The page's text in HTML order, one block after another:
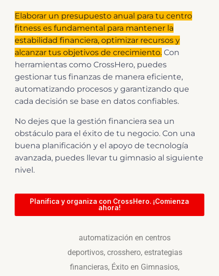
Elaborar un presupuesto anual para tu centro
fitness es fundamental para mantener la
estabilidad financiera, optimizar recursos y
alcanzar tus objetivos de crecimiento. Con
herramientas como CrossHero, puedes
gestionar tus finanzas de manera eficiente,
automatizando procesos y garantizando que
cada decisión se base en datos confiables.
No dejes que la gestión financiera sea un
obstáculo para el éxito de tu negocio. Con una
buena planificación y el apoyo de tecnología
avanzada, puedes llevar tu gimnasio al siguiente
nivel.
Planifica y organiza con CrossHero. ¡Comienza
ahora!
automatización en centros
deportivos, crosshero, estrategias
financieras, Éxito en Gimnasios,